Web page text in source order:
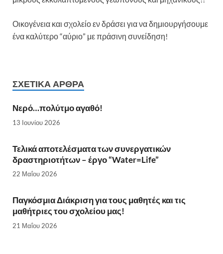
Οικογένεια και σχολείο εν δράσει για να δημιουργήσουμε
ένα καλύτερο “αύριο” με πράσινη συνείδηση!
ΣΧΕΤΙΚΆ ΆΡΘΡΑ
Νερό…πολύτμο αγαθό!
13 Ιουνίου 2026
Τελικά αποτελέσματα των συνεργατικών
δραστηριοτήτων – έργο “Water=Life”
22 Μαΐου 2026
Παγκόσμια Διάκριση για τους μαθητές και τις
μαθήτριες του σχολείου μας!
21 Μαΐου 2026